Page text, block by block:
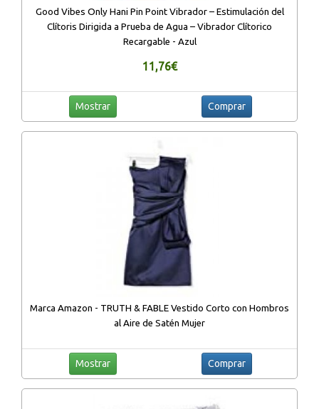
Good Vibes Only Hani Pin Point Vibrador – Estimulación del
Clítoris Dirigida a Prueba de Agua – Vibrador Clítorico
Recargable - Azul
11,76€
Mostrar Comprar
Marca Amazon - TRUTH & FABLE Vestido Corto con Hombros
al Aire de Satén Mujer
Mostrar Comprar